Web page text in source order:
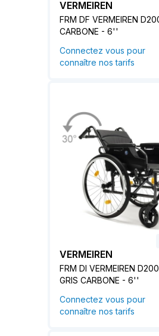
VERMEIREN
FRM DF VERMEIREN
CARBONE - 6''
Connectez vous pour
connaître nos tarifs
VERMEIREN
FRM DI VERMEIREN
GRIS CARBONE - 6''
Connectez vous pour
connaître nos tarifs